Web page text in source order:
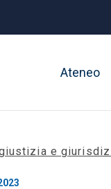
Ateneo
e